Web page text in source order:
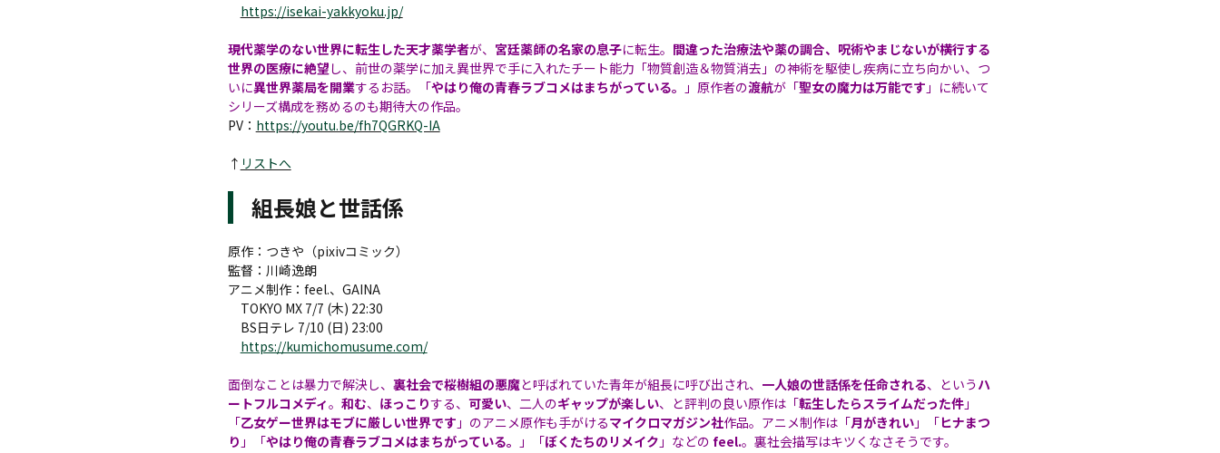
https://isekai-yakkyoku.jp/
現代薬学のない世界に転生した天才薬学者が、 宮廷薬師の名家の息子に転生。 間違った治療法や薬の調合、呪術やまじないが横行する
世界の医療に絶望 し、前世の薬学に加え異世界で手に入れたチート能力「物質創造＆物質消去」の神術を駆使し疾病に立ち向かい、つ
いに異世界薬局を開業するお話。「やはり俺の青春ラブコメはまちがっている。 」原作者の渡航が「聖女の魔力は万能です 」に続いて
シリーズ構成を務めるのも期待大の作品。
PV： https://youtu.be/fh7QGRKQ-IA
↑ リストへ
組長娘と世話係
原作：つきや（pixivコミック）
監督：川崎逸朗
アニメ制作：feel.、GAINA
TOKYO MX 7/7 (木) 22:30
BS日テレ 7/10 (日) 23:00
https://kumichomusume.com/
面倒なことは暴力で解決し、 裏社会で桜樹組の悪魔と呼ばれていた青年が組長に呼び出され、 一人娘の世話係を任命される、というハ
ートフルコメディ。 和む、 ほっこりする、 可愛い、二人のギャップが楽しい、と評判の良い原作は「転生したらスライムだった件」
「乙女ゲー世界はモブに厳しい世界です 」のアニメ原作も手がけるマイクロマガジン社作品。アニメ制作は「月がきれい」「ヒナまつ
り 」「やはり俺の青春ラブコメはまちがっている。 」「ぼくたちのリメイク 」などの feel.。裏社会描写はキツくなさそうです。